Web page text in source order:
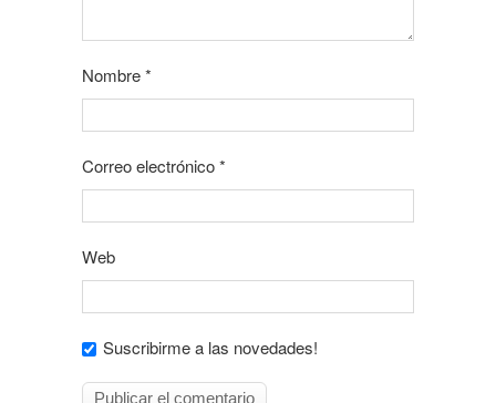
Nombre*
Correo electrónico*
Web
Suscribirme a las novedades!